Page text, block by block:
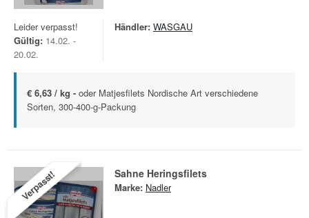
Leider verpasst!
Gültig: 14.02. -
20.02.
Händler: WASGAU
€ 6,63 / kg - oder Matjesfilets Nordische Art verschiedene
Sorten, 300-400-g-Packung
Verpasst! Sahne Heringsfilets
Marke: Nadler